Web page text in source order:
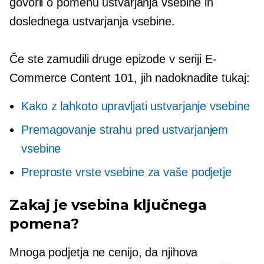
doslednega ustvarjanja vsebine.
Če ste zamudili druge epizode v seriji E-
Commerce Content 101, jih nadoknadite tukaj:
Kako z lahkoto upravljati ustvarjanje vsebine
Premagovanje strahu pred ustvarjanjem
vsebine
Preproste vrste vsebine za vaše podjetje
Zakaj je vsebina ključnega
pomena?
Mnoga podjetja ne cenijo, da njihova